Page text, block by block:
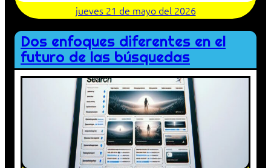
jueves 21 de mayo del 2026
Dos enfoques diferentes en el
futuro de las búsquedas